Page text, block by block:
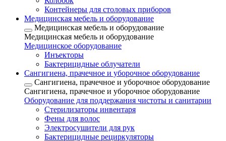
Контейнеры для столовых приборов
Медицинская мебель и оборудование
Медицинская мебель и оборудование
Медицинская мебель и оборудование
Медицинское оборудование
Инъекторы
Бактерицидные облучатели
Сангигиена, прачечное и уборочное оборудование
Сангигиена, прачечное и уборочное оборудование
Сангигиена, прачечное и уборочное оборудование
Оборудование для поддержания чистоты и санитарии
Стерилизаторы инвентаря
Фены для волос
Электросушители для рук
Бактерицидные рециркуляторы